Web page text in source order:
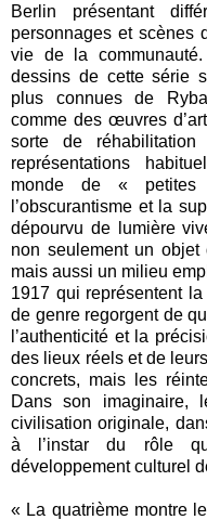
Berlin présentant
personnages et scènes
vie de la
dessins de cette série
plus connues de
comme des œuvres
sorte de
représentations
monde de « petites
l’obscurantisme et la
dépourvu de lumière
non seulement un objet
mais aussi un milieu
1917 qui représentent
de genre regorgent de
l’authenticité et la
des lieux réels et de
concrets, mais les
Dans son imaginaire,
civilisation originale,
à l’instar du rôle
développement culturel
« La quatrième montre